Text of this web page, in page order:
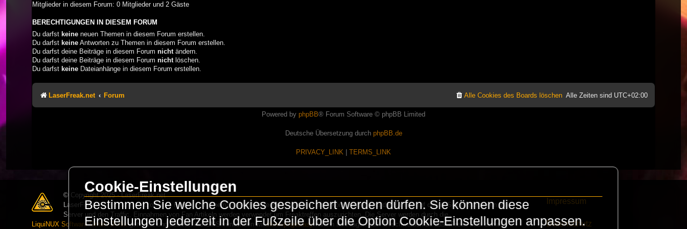
Mitglieder in diesem Forum: 0 Mitglieder und 2 Gäste
BERECHTIGUNGEN IN DIESEM FORUM
Du darfst keine neuen Themen in diesem Forum erstellen.
Du darfst keine Antworten zu Themen in diesem Forum erstellen.
Du darfst deine Beiträge in diesem Forum nicht ändern.
Du darfst deine Beiträge in diesem Forum nicht löschen.
Du darfst keine Dateianhänge in diesem Forum erstellen.
LaserFreak.net Forum Alle Zeiten sind UTC+02:00
Alle Cookies des Boards löschen
Powered by phpBB® Forum Software © phpBB Limited
Deutsche Übersetzung durch phpBB.de
PRIVACY_LINK TERMS_LINK
© Copyright 2025 - LaserFreak.net
LaserFreak ist ein freies und offenes Forum zum Thema Lasershowtechnik. Wir sind nicht kommerziell und die Banner auf dieser Seite finanzieren die
Server und den Traffic. Einnahmen von Fan Artikeln werden verwendet um Freaktreffen auszurichten. Die Server werden durch die
LiquiNUX Software GmbH Berlingehostet und betreut. Als CMS verwenden wirHomepageEasy. Wenn Ihr Fragen oder Beschwerden zu LaserFreak habt schickt
Impressum
Datenschutz
Cookie-Einstellungen
Bestimmen Sie welche Cookies gespeichert werden dürfen. Sie können diese
Einstellungen jederzeit in der Fußzeile über die Option Cookie-Einstellungen anpassen.